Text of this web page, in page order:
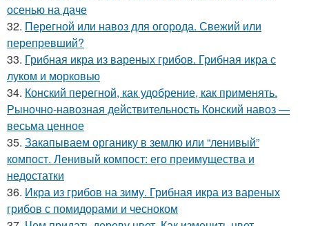
осенью на даче
32. Перегной или навоз для огорода. Свежий или
перепревший?
33. Грибная икра из вареных грибов. Грибная икра с
луком и морковью
34. Конский перегной, как удобрение, как применять.
Рыночно-навозная действительность Конский навоз —
весьма ценное
35. Закапываем органику в землю или “ленивый”
компост. Ленивый компост: его преимущества и
недостатки
36. Икра из грибов на зиму. Грибная икра из вареных
грибов с помидорами и чесноком